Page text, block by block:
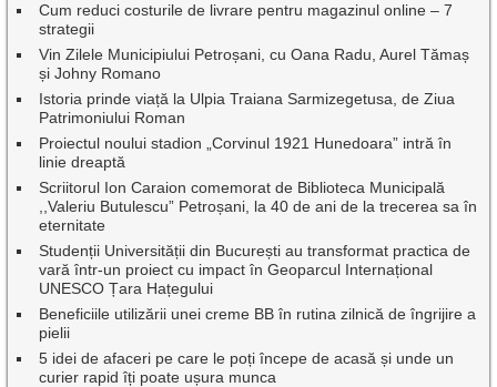
Cum reduci costurile de livrare pentru magazinul online – 7
strategii
Vin Zilele Municipiului Petroșani, cu Oana Radu, Aurel Tămaș
și Johny Romano
Istoria prinde viață la Ulpia Traiana Sarmizegetusa, de Ziua
Patrimoniului Roman
Proiectul noului stadion „Corvinul 1921 Hunedoara” intră în
linie dreaptă
Scriitorul Ion Caraion comemorat de Biblioteca Municipală
,,Valeriu Butulescu” Petroșani, la 40 de ani de la trecerea sa în
eternitate
Studenții Universității din București au transformat practica de
vară într-un proiect cu impact în Geoparcul Internațional
UNESCO Țara Hațegului
Beneficiile utilizării unei creme BB în rutina zilnică de îngrijire a
pielii
5 idei de afaceri pe care le poți începe de acasă și unde un
curier rapid îți poate ușura munca